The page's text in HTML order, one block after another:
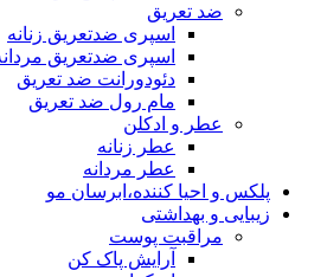
ضد تعریق
اسپری ضدتعریق زنانه
اسپری ضدتعریق
دئودورانت ضد تعریق
مام رول ضد تعریق
عطر و ادکلن
عطر زنانه
عطر مردانه
پلکس و احیا کننده،ابرسان مو
زیبایی و بهداشتی
مراقبت پوست
آرایش پاک کن